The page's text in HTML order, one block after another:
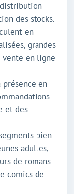
des stocks.
en
grandes
vente en ligne
en
et des
bien
adultes,
de romans
comics de